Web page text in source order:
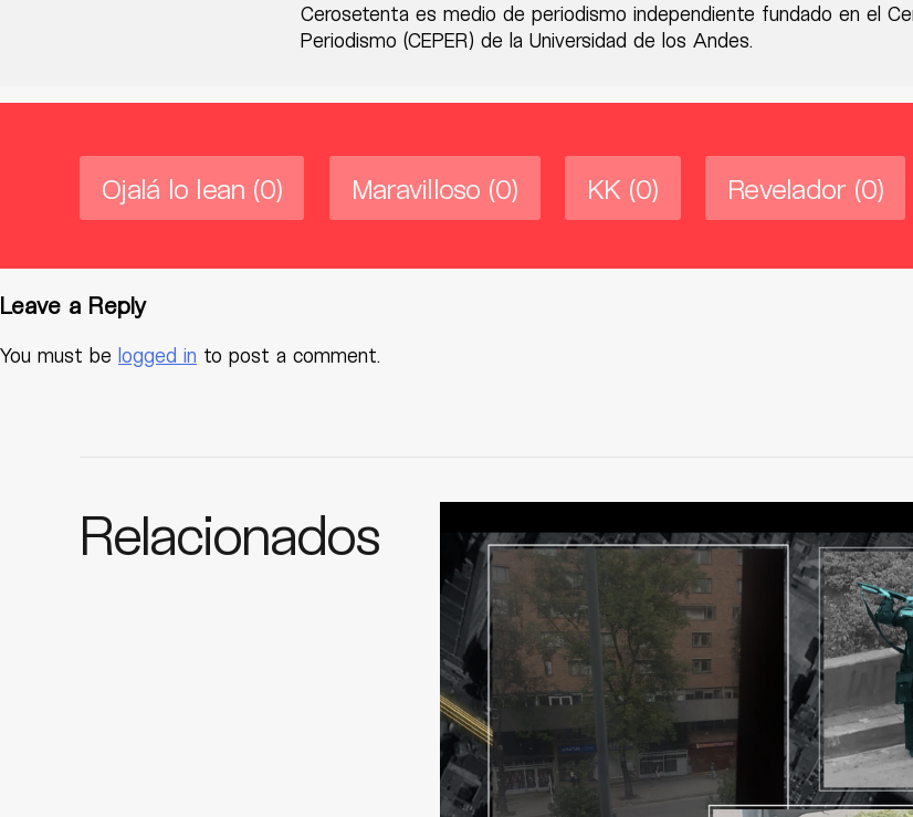
Cerosetenta es medio de periodismo independiente fundado en el
Periodismo (CEPER) de la Universidad de los Andes.
Ojalá lo lean (0) Maravilloso (0) KK (0) Revelador (0)
Leave a Reply
You must be logged in to post a comment.
Relacionados